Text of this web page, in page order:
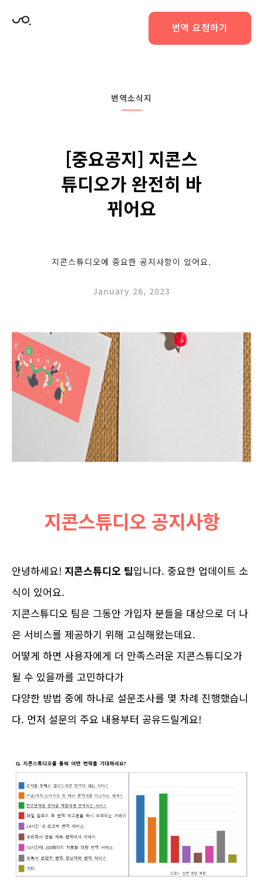
번역 요청하기
번역소식지
[중요공지] 지콘스
튜디오가 완전히 바
뀌어요
지콘스튜디오에 중요한 공지사항이 있어요.
January 26, 2023
지콘스튜디오 공지사항
안녕하세요! 지콘스튜디오 팀입니다. 중요한 업데이트 소
식이 있어요.
지콘스튜디오 팀은 그동안 가입자 분들을 대상으로 더 나
은 서비스를 제공하기 위해 고심해왔는데요.
어떻게 하면 사용자에게 더 만족스러운 지콘스튜디오가
될 수 있을까를 고민하다가
다양한 방법 중에 하나로 설문조사를 몇 차례 진행했습니
다. 먼저 설문의 주요 내용부터 공유드릴게요!